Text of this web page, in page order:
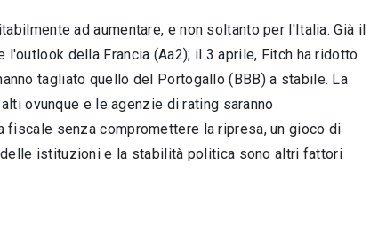
ad aumentare, e non soltanto per l'Italia. Già il
della Francia (Aa2); il 3 aprile, Fitch ha ridotto
tagliato quello del Portogallo (BBB) a stabile. La
ovunque e le agenzie di rating saranno
senza compromettere la ripresa, un gioco di
istituzioni e la stabilità politica sono altri fattori